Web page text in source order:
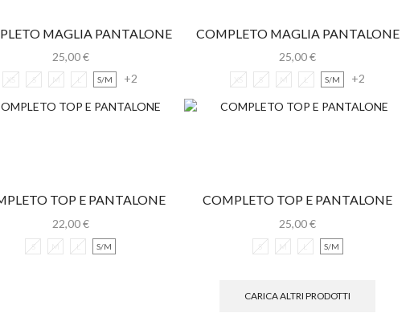
MAGLIA PANTALONE
MORBIDO
25,00€
XS S M L S/M +2
COMPLETO MAGLIA PANTALONE
MORBIDO
25,00€
XS S M L S/M +2
TOP E PANTALONE
22,00€
S M L S/M
COMPLETO TOP E PANTALONE
25,00€
S M L S/M
CARICA ALTRI PRODOTTI